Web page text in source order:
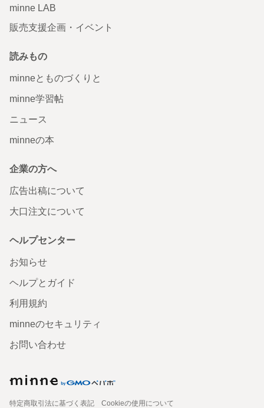
minne LAB
販売支援企画・イベント
読みもの
minneとものづくりと
minne学習帖
ニュース
minneの本
企業の方へ
広告出稿について
大口注文について
ヘルプセンター
お知らせ
ヘルプとガイド
利用規約
minneのセキュリティ
お問い合わせ
特定商取引法に基づく表記
Cookieの使用について